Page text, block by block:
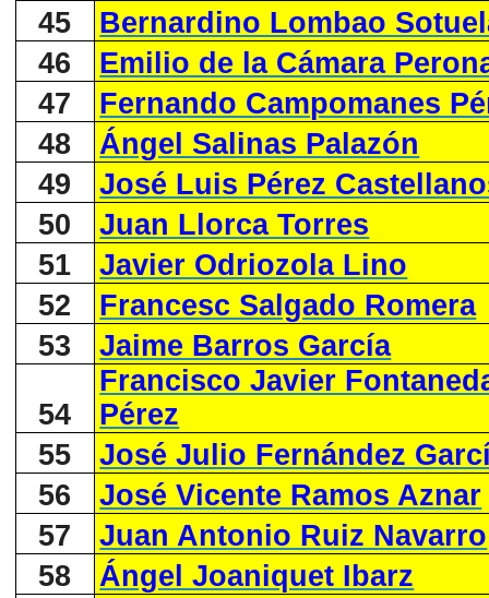
45
Bernardino Lombao
46
Emilio de la Cámara
47
Fernando Campomanes
48
Ángel Salinas Palazón
49
José Luis Pérez
50
Juan Llorca Torres
51
Javier Odriozola Lino
52
Francesc Salgado Romera
53
Jaime Barros García
54
Francisco Javier
Pérez
55
José Julio Fernández
56
José Vicente Ramos Aznar
57
Juan Antonio Ruiz Navarro
58
Ángel Joaniquet Ibarz